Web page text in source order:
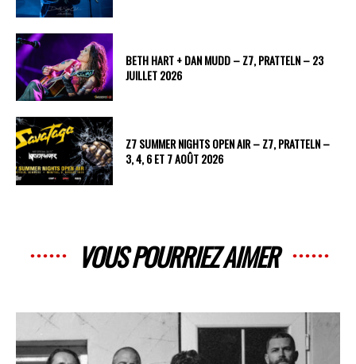
BETH HART + DAN MUDD – Z7, PRATTELN – 23
JUILLET 2026
Z7 SUMMER NIGHTS OPEN AIR – Z7, PRATTELN –
3, 4, 6 ET 7 AOÛT 2026
VOUS POURRIEZ AIMER